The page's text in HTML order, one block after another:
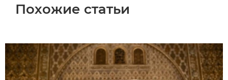
Похожие статьи